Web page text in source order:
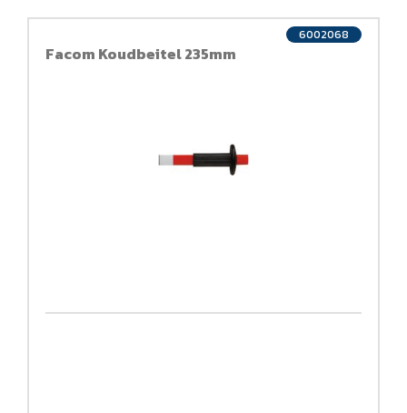
Facom Koudbeitel 235mm
6002068